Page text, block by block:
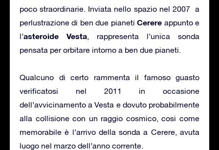
poco straordinarie. Inviata nello spazio nel 2007 a
perlustrazione di ben due pianetiCerere appunto e
l’asteroide Vesta, rappresenta l’unica sonda
pensata per orbitare intorno a ben due pianeti.
Qualcuno di certo rammenta il famoso guasto
verificatosi nel 2011 in occasione
dell’avvicinamento a Vesta e dovuto probabilmente
alla collisione con un raggio cosmico, cosi come
memorabile è l’arrivo della sonda a Cerere, avuta
luogo nel marzo dell’anno corrente.